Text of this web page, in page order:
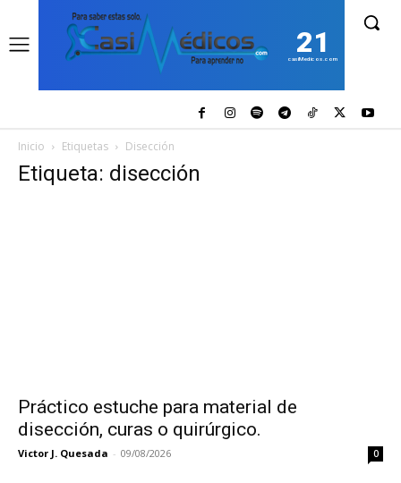
21
casiMedicos.com
Inicio Etiquetas Disección
Etiqueta: disección
Práctico estuche para material de
disección, curas o quirúrgico.
Victor J. Quesada - 09/08/2026 0